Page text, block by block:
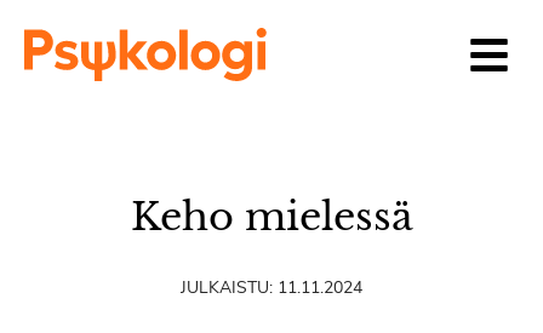
Keho mielessä
JULKAISTU: 11.11.2024